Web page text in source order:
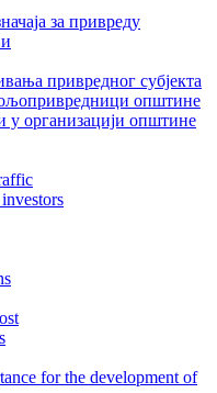
за привреду
привредног субјекта
општине
у организацији општине
for the development of